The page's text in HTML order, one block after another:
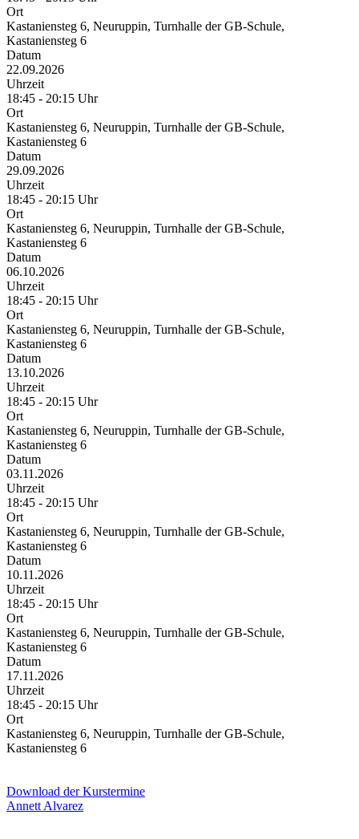
Ort
Kastaniensteg 6, Neuruppin, Turnhalle der GB-Schule,
Kastaniensteg 6
Datum
22.09.2026
Uhrzeit
18:45 - 20:15 Uhr
Ort
Kastaniensteg 6, Neuruppin, Turnhalle der GB-Schule,
Kastaniensteg 6
Datum
29.09.2026
Uhrzeit
18:45 - 20:15 Uhr
Ort
Kastaniensteg 6, Neuruppin, Turnhalle der GB-Schule,
Kastaniensteg 6
Datum
06.10.2026
Uhrzeit
18:45 - 20:15 Uhr
Ort
Kastaniensteg 6, Neuruppin, Turnhalle der GB-Schule,
Kastaniensteg 6
Datum
13.10.2026
Uhrzeit
18:45 - 20:15 Uhr
Ort
Kastaniensteg 6, Neuruppin, Turnhalle der GB-Schule,
Kastaniensteg 6
Datum
03.11.2026
Uhrzeit
18:45 - 20:15 Uhr
Ort
Kastaniensteg 6, Neuruppin, Turnhalle der GB-Schule,
Kastaniensteg 6
Datum
10.11.2026
Uhrzeit
18:45 - 20:15 Uhr
Ort
Kastaniensteg 6, Neuruppin, Turnhalle der GB-Schule,
Kastaniensteg 6
Datum
17.11.2026
Uhrzeit
18:45 - 20:15 Uhr
Ort
Kastaniensteg 6, Neuruppin, Turnhalle der GB-Schule,
Kastaniensteg 6
Download der Kurstermine
Annett Alvarez